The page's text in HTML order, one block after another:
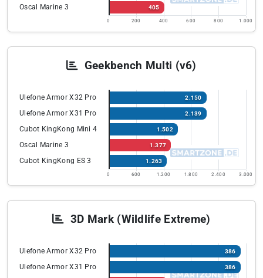
Oscal Marine 3 405
0 200 400 600 800 1.000
Geekbench Multi (v6)
Ulefone Armor X32 Pro 2.150
Ulefone Armor X31 Pro 2.139
Cubot KingKong Mini 4 1.502
Oscal Marine 3 1.377
Cubot KingKong ES 3 1.263
0 600 1.200 1.800 2.400 3.000
3D Mark (Wildlife Extreme)
Ulefone Armor X32 Pro 386
Ulefone Armor X31 Pro 386